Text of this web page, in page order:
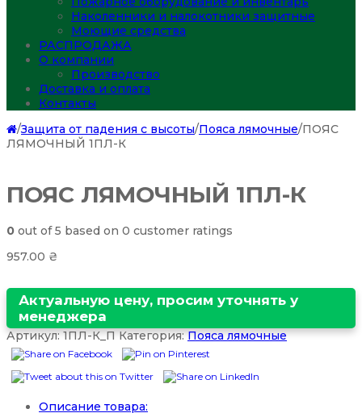
Наколенники и налокотники защитные
Моющие средства
РАСПРОДАЖА
О компании
Производство
Доставка и оплата
Контакты
/Защита от падения с высоты/Пояса лямочные/ПОЯС
ЛЯМОЧНЫЙ 1ПЛ-К
ПОЯС ЛЯМОЧНЫЙ 1ПЛ-К
0 out of5 based on 0 customer ratings
957.00 ₴
Актуальную цену, просим уточнять у
менеджера
Артикул:1ПЛ-К_П Категория:Пояса лямочные
Описание товара: